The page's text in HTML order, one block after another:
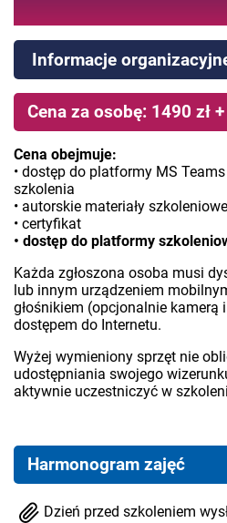
Informacje
Cena za osobę: 1490 zł
Cena obejmuje:
• dostęp do platformy MS
szkolenia
• autorskie materiały szkoleniowe
• certyfikat
• dostęp do platformy
Każda zgłoszona osoba musi
lub innym urządzeniem
głośnikiem (opcjonalnie
dostępem do Internetu.
Wyżej wymieniony sprzęt nie
udostępniania swojego
aktywnie uczestniczyć w
Harmonogram zajęć
Dzień przed szkoleniem